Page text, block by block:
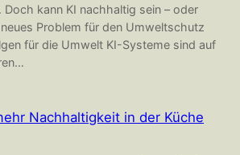
Doch kann KI nachhaltig sein – oder
Problem für den Umweltschutz
für die Umwelt KI-Systeme sind auf